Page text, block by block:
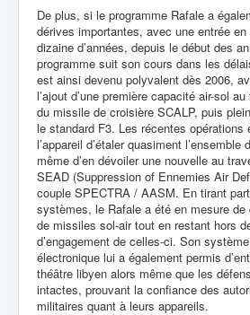
De plus, si le programme Rafale a
dérives importantes, avec une entrée en
dizaine d’années, depuis le début des
programme suit son cours dans les
est ainsi devenu polyvalent dès 2006,
l’ajout d’une première capacité air-sol
du missile de croisière SCALP, puis
le standard F3. Les récentes opérations
l’appareil d’étaler quasiment
même d’en dévoiler une nouvelle au
SEAD (Suppression of Ennemies Air
couple SPECTRA / AASM. En tirant
systèmes, le Rafale a été en mesure de
de missiles sol-air tout en restant hors
d’engagement de celles-ci. Son
électronique lui a également permis
théâtre libyen alors même que les
intactes, prouvant la confiance des
militaires quant à leurs appareils.